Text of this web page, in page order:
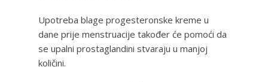
Upotreba blage progesteronske kreme u
dane prije menstruacije također će pomoći da
se upalni prostaglandini stvaraju u manjoj
količini.